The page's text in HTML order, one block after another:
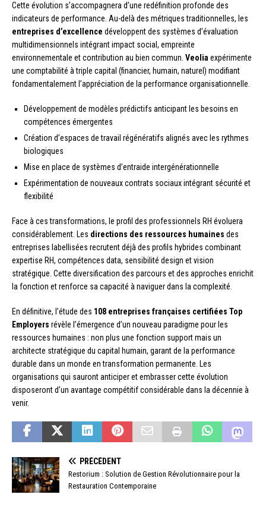
Cette évolution s’accompagnera d’une redéfinition profonde des
indicateurs de performance. Au-delà des métriques traditionnelles, les
entreprises d’excellence développent des systèmes d’évaluation
multidimensionnels intégrant impact social, empreinte
environnementale et contribution au bien commun. Veolia expérimente
une comptabilité à triple capital (financier, humain, naturel) modifiant
fondamentalement l’appréciation de la performance organisationnelle.
Développement de modèles prédictifs anticipant les besoins en
compétences émergentes
Création d’espaces de travail régénératifs alignés avec les rythmes
biologiques
Mise en place de systèmes d’entraide intergénérationnelle
Expérimentation de nouveaux contrats sociaux intégrant sécurité et
flexibilité
Face à ces transformations, le profil des professionnels RH évoluera
considérablement. Les directions des ressources humaines des
entreprises labellisées recrutent déjà des profils hybrides combinant
expertise RH, compétences data, sensibilité design et vision
stratégique. Cette diversification des parcours et des approches enrichit
la fonction et renforce sa capacité à naviguer dans la complexité.
En définitive, l’étude des 108 entreprises françaises certifiées Top
Employers révèle l’émergence d’un nouveau paradigme pour les
ressources humaines : non plus une fonction support mais un
architecte stratégique du capital humain, garant de la performance
durable dans un monde en transformation permanente. Les
organisations qui sauront anticiper et embrasser cette évolution
disposeront d’un avantage compétitif considérable dans la décennie à
venir.
PRÉCÉDENT
Restorium : Solution de Gestion Révolutionnaire pour la
Restauration Contemporaine